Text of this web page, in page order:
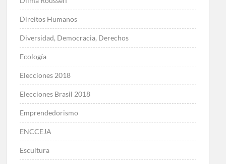
Direitos Humanos
Diversidad, Democracia, Derechos
Ecología
Elecciones 2018
Elecciones Brasil 2018
Emprendedorismo
ENCCEJA
Escultura